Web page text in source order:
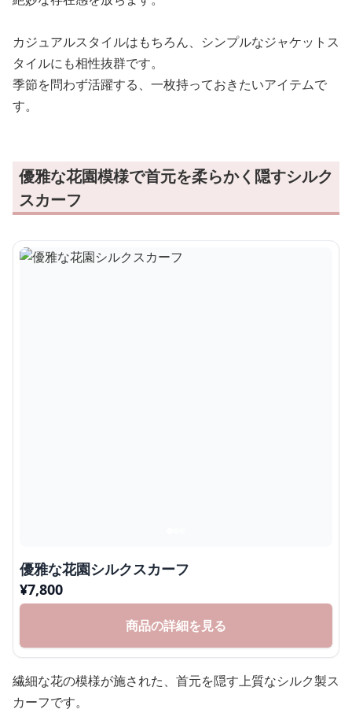
カジュアルスタイルはもちろん、シンプルなジャケットス
タイルにも相性抜群です。
季節を問わず活躍する、一枚持っておきたいアイテムで
す。
優雅な花園模様で首元を柔らかく隠すシルク
スカーフ
優雅な花園シルクスカーフ
¥7,800
商品の詳細を見る
繊細な花の模様が施された、首元を隠す上質なシルク製ス
カーフです。